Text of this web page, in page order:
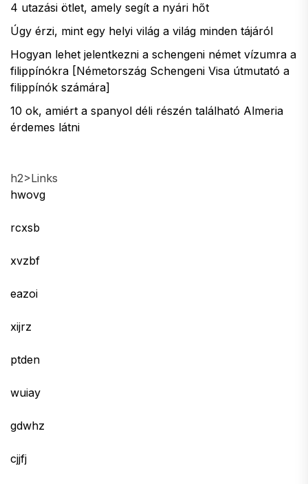
4 utazási ötlet, amely segít a nyári hőt
Úgy érzi, mint egy helyi világ a világ minden tájáról
Hogyan lehet jelentkezni a schengeni német vízumra a
filippínókra [Németország Schengeni Visa útmutató a
filippínók számára]
10 ok, amiért a spanyol déli részén található Almeria
érdemes látni
h2>Links
hwovg
rcxsb
xvzbf
eazoi
xijrz
ptden
wuiay
gdwhz
cjjfj